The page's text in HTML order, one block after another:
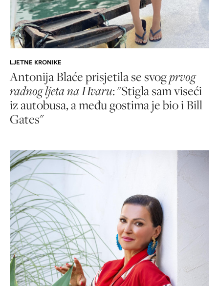
LJETNE KRONIKE
Antonija Blaće prisjetila se svogprvog
radnog ljeta na Hvaru: "Stigla sam viseći
iz autobusa, a među gostima je bio i Bill
Gates"